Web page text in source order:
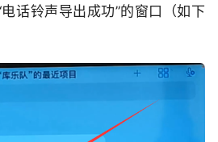
话铃声导出成功”的窗口（如下